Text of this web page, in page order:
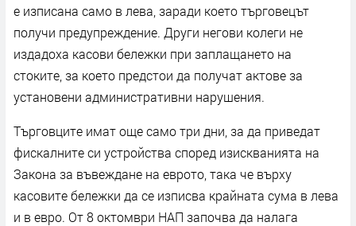
е изписана само в лева, заради което търговецът
получи предупреждение. Други негови колеги не
издадоха касови бележки при заплащането на
стоките, за което предстои да получат актове за
установени административни нарушения.
Търговците имат още само три дни, за да приведат
фискалните си устройства според изискванията на
Закона за въвеждане на еврото, така че върху
касовите бележки да се изписва крайната сума в лева
и в евро. От 8 октомври НАП започва да налага